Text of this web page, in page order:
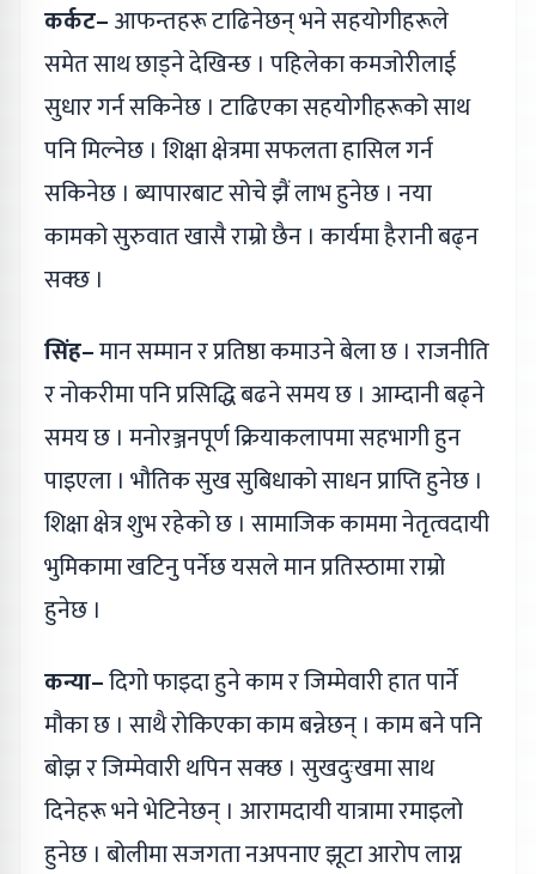
कर्कट–आफन्तहरू टाढिनेछन् भने सहयोगीहरूले
समेत साथ छाड्ने देखिन्छ । पहिलेका कमजोरीलाई
सुधार गर्न सकिनेछ । टाढिएका सहयोगीहरूको साथ
पनि मिल्नेछ । शिक्षा क्षेत्रमा सफलता हासिल गर्न
सकिनेछ । ब्यापारबाट सोचे झैं लाभ हुनेछ । नया
कामको सुरुवात खासै राम्रो छैन । कार्यमा हैरानी बढ्न
सक्छ ।
सिंह–मान सम्मान र प्रतिष्ठा कमाउने बेला छ । राजनीति
र नोकरीमा पनि प्रसिद्धि बढने समय छ । आम्दानी बढ्ने
समय छ । मनोरञ्जनपूर्ण क्रियाकलापमा सहभागी हुन
पाइएला । भौतिक सुख सुबिधाको साधन प्राप्ति हुनेछ ।
शिक्षा क्षेत्र शुभ रहेको छ । सामाजिक काममा नेतृत्वदायी
भुमिकामा खटिनु पर्नेछ यसले मान प्रतिस्ठामा राम्रो
हुनेछ ।
कन्या–दिगो फाइदा हुने काम र जिम्मेवारी हात पार्ने
मौका छ । साथै रोकिएका काम बन्नेछन् । काम बने पनि
बोझ र जिम्मेवारी थपिन सक्छ । सुखदुःखमा साथ
दिनेहरू भने भेटिनेछन् । आरामदायी यात्रामा रमाइलो
हुनेछ । बोलीमा सजगता नअपनाए झूटा आरोप लाग्न